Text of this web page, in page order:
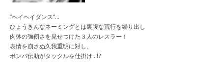
”ヘイヘイダンス”…
ひょうきんなネーミングとは裏腹な荒行を繰り出し
肉体の強靭さを見せつけた３人のレスラー！
表情を崩さぬ久我重明に対し、
ボンバ伝助がタックルを仕掛け…!?